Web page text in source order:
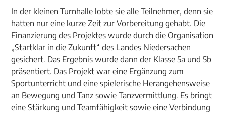
In der kleinen Turnhalle lobte sie alle Teilnehmer, denn sie
hatten nur eine kurze Zeit zur Vorbereitung gehabt. Die
Finanzierung des Projektes wurde durch die Organisation
„Startklar in die Zukunft“ des Landes Niedersachen
gesichert. Das Ergebnis wurde dann der Klasse 5a und 5b
präsentiert. Das Projekt war eine Ergänzung zum
Sportunterricht und eine spielerische Herangehensweise
an Bewegung und Tanz sowie Tanzvermittlung. Es bringt
eine Stärkung und Teamfähigkeit sowie eine Verbindung